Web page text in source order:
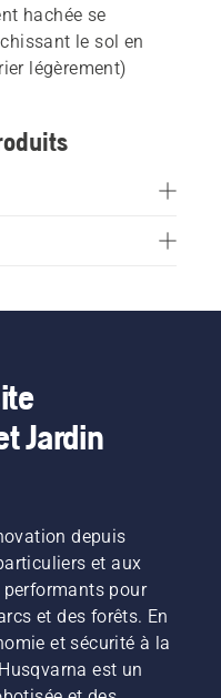
hachée se
le sol en
légèrement)
Jardin
depuis
et aux
pour
et des forêts. En
et sécurité à la
est un